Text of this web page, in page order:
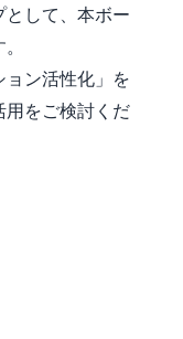
して、本ボー
ョン活性化」を
をご検討くだ